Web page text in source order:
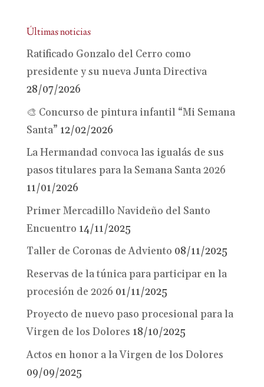
Últimas noticias
Ratificado Gonzalo del Cerro como
presidente y su nueva Junta Directiva
28/07/2026
🎨 Concurso de pintura infantil “Mi Semana
Santa” 12/02/2026
La Hermandad convoca las igualás de sus
pasos titulares para la Semana Santa 2026
11/01/2026
Primer Mercadillo Navideño del Santo
Encuentro 14/11/2025
Taller de Coronas de Adviento 08/11/2025
Reservas de la túnica para participar en la
procesión de 2026 01/11/2025
Proyecto de nuevo paso procesional para la
Virgen de los Dolores 18/10/2025
Actos en honor a la Virgen de los Dolores
09/09/2025